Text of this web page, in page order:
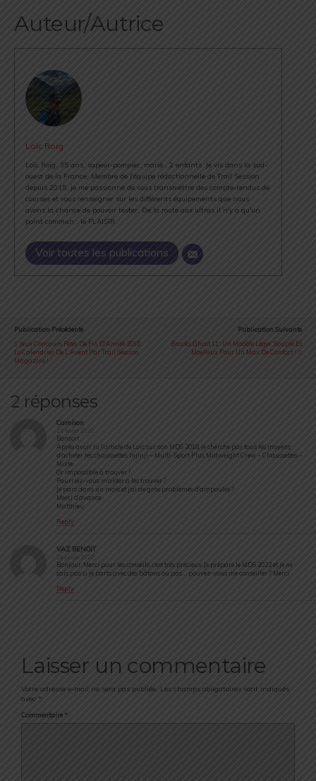
Auteur/Autrice
Loïc Roig
Loïc Roig, 35 ans, sapeur-pompier, marié , 2 enfants. Je vis dans la sud-
ouest de la France. Membre de l'équipe rédactionnelle de Trail Session
depuis 2015, je me passionne de vous transmettre des compte-rendus de
courses et vous renseigner sur les différents équipements que nous
avons la chance de pouvoir tester. De la route aux ultras il n'y a qu'un
point commun : le PLAISIR.
Voir toutes les publications
Publication Précédente
Jeux Concours Fêtes De Fin D'Année 2018 :
Le Calendrier De L'Avent Par Trail Session
Magazine !
Publication Suivante
Brooks Ghost 11 : Un Modèle Léger, Souple Et
Moelleux Pour Un Max De Confort !
2 réponses
Camison
23 février 2020
Bonsoir,
Après avoir lu l’article de Loïc sur son MDS 2018, je cherche par tous les moyens
d’acheter les chaussettes Injinji – Multi-Sport Plus Midweight Crew – Chaussettes –
Mixte
Or impossible à trouver !
Pourriez-vous m’aider à les trouver ?
Je pars dans un mois et j’ai de gros problèmes d’ampoules ?
Merci d’avance
Matthieu
Reply
VAZ BENOIT
29 janvier 2022
Bonjour. Merci pour les conseils, c’est très précieux. Je prépare le MDS 2022 et je ne
sais pas si je parts avec des bâtons ou pas … pouvez-vous me conseiller ? Merci
Reply
Laisser un commentaire
Votre adresse e-mail ne sera pas publiée. Les champs obligatoires sont indiqués
avec *
Commentaire *